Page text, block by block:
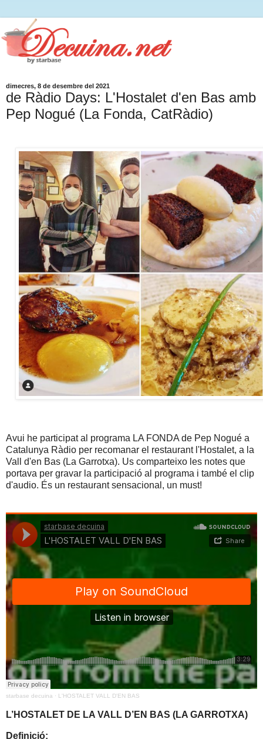
dimecres, 8 de desembre del 2021
de Ràdio Days: L'Hostalet d'en Bas amb
Pep Nogué (La Fonda, CatRàdio)
Avui he participat al programa LA FONDA de Pep Nogué a
Catalunya Ràdio per recomanar el restaurant l'Hostalet, a la
Vall d'en Bas (La Garrotxa). Us comparteixo les notes que
portava per gravar la participació al programa i també el clip
d'audio. És un restaurant sensacional, un must!
starbase decuina · L'HOSTALET VALL D'EN BAS
L’HOSTALET DE LA VALL D’EN BAS (LA GARROTXA)
Definició: